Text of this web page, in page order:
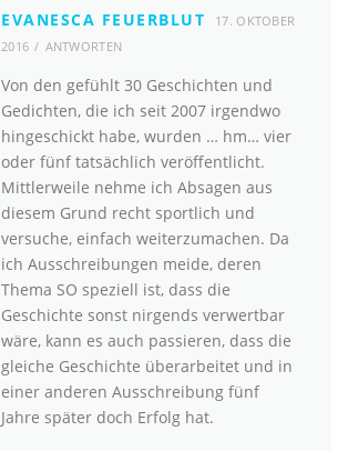
EVANESCA FEUERBLUT
17. OKTOBER
2016
ANTWORTEN
Von den gefühlt 30 Geschichten und
Gedichten, die ich seit 2007 irgendwo
hingeschickt habe, wurden … hm… vier
oder fünf tatsächlich veröffentlicht.
Mittlerweile nehme ich Absagen aus
diesem Grund recht sportlich und
versuche, einfach weiterzumachen. Da
ich Ausschreibungen meide, deren
Thema SO speziell ist, dass die
Geschichte sonst nirgends verwertbar
wäre, kann es auch passieren, dass die
gleiche Geschichte überarbeitet und in
einer anderen Ausschreibung fünf
Jahre später doch Erfolg hat.